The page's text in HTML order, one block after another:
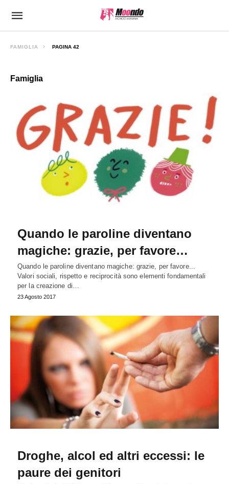
FAMIGLIA PAGINA 42
Famiglia
Quando le paroline diventano
magiche: grazie, per favore…
Quando le paroline diventano magiche: grazie, per favore...
Valori sociali, rispetto e reciprocità sono elementi fondamentali
per la creazione di…
23 Agosto 2017
Droghe, alcol ed altri eccessi: le
paure dei genitori